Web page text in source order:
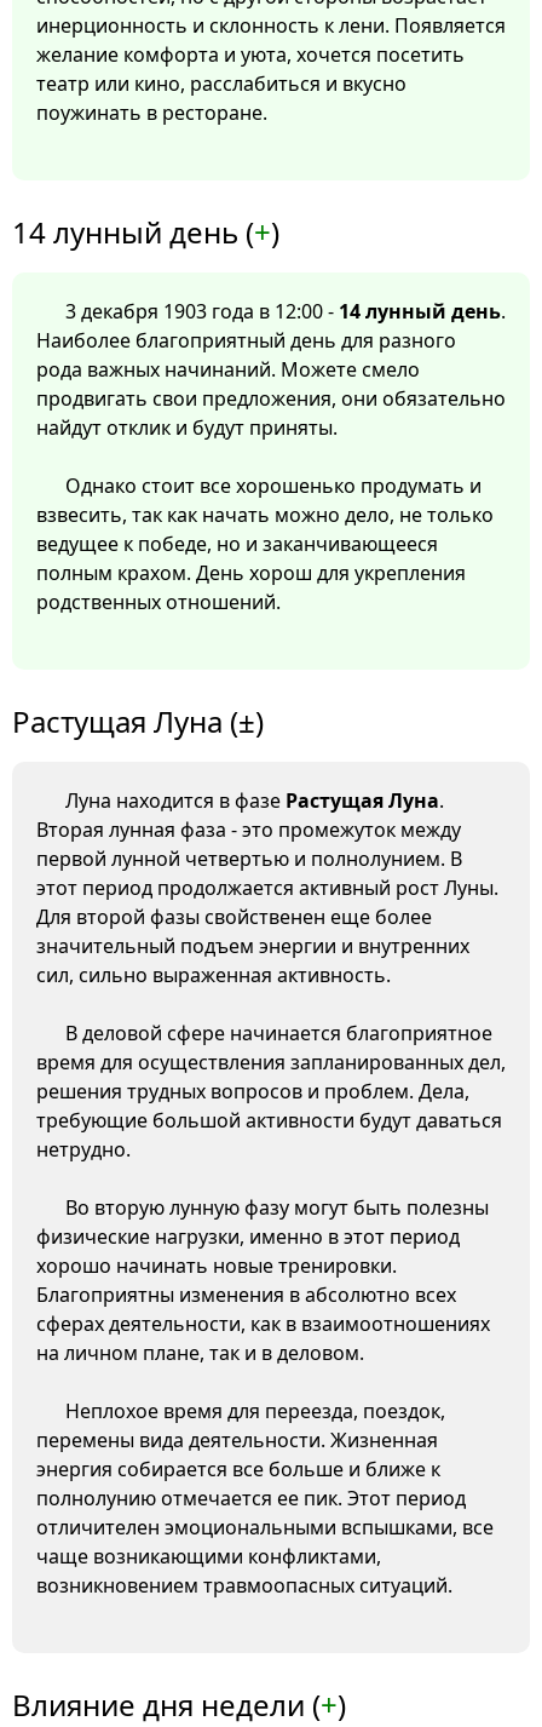
инерционность и склонность к лени. Появляется
желание комфорта и уюта, хочется посетить
театр или кино, расслабиться и вкусно
поужинать в ресторане.
14 лунный день (+)
3 декабря 1903 года в 12:00 - 14 лунный день.
Наиболее благоприятный день для разного
рода важных начинаний. Можете смело
продвигать свои предложения, они обязательно
найдут отклик и будут приняты.
Однако стоит все хорошенько продумать и
взвесить, так как начать можно дело, не только
ведущее к победе, но и заканчивающееся
полным крахом. День хорош для укрепления
родственных отношений.
Растущая Луна (±)
Луна находится в фазе Растущая Луна.
Вторая лунная фаза - это промежуток между
первой лунной четвертью и полнолунием. В
этот период продолжается активный рост Луны.
Для второй фазы свойственен еще более
значительный подъем энергии и внутренних
сил, сильно выраженная активность.
В деловой сфере начинается благоприятное
время для осуществления запланированных дел,
решения трудных вопросов и проблем. Дела,
требующие большой активности будут даваться
нетрудно.
Во вторую лунную фазу могут быть полезны
физические нагрузки, именно в этот период
хорошо начинать новые тренировки.
Благоприятны изменения в абсолютно всех
сферах деятельности, как в взаимоотношениях
на личном плане, так и в деловом.
Неплохое время для переезда, поездок,
перемены вида деятельности. Жизненная
энергия собирается все больше и ближе к
полнолунию отмечается ее пик. Этот период
отличителен эмоциональными вспышками, все
чаще возникающими конфликтами,
возникновением травмоопасных ситуаций.
Влияние дня недели (+)